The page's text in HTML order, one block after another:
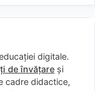
digitale.
de învățare și
cadre didactice,